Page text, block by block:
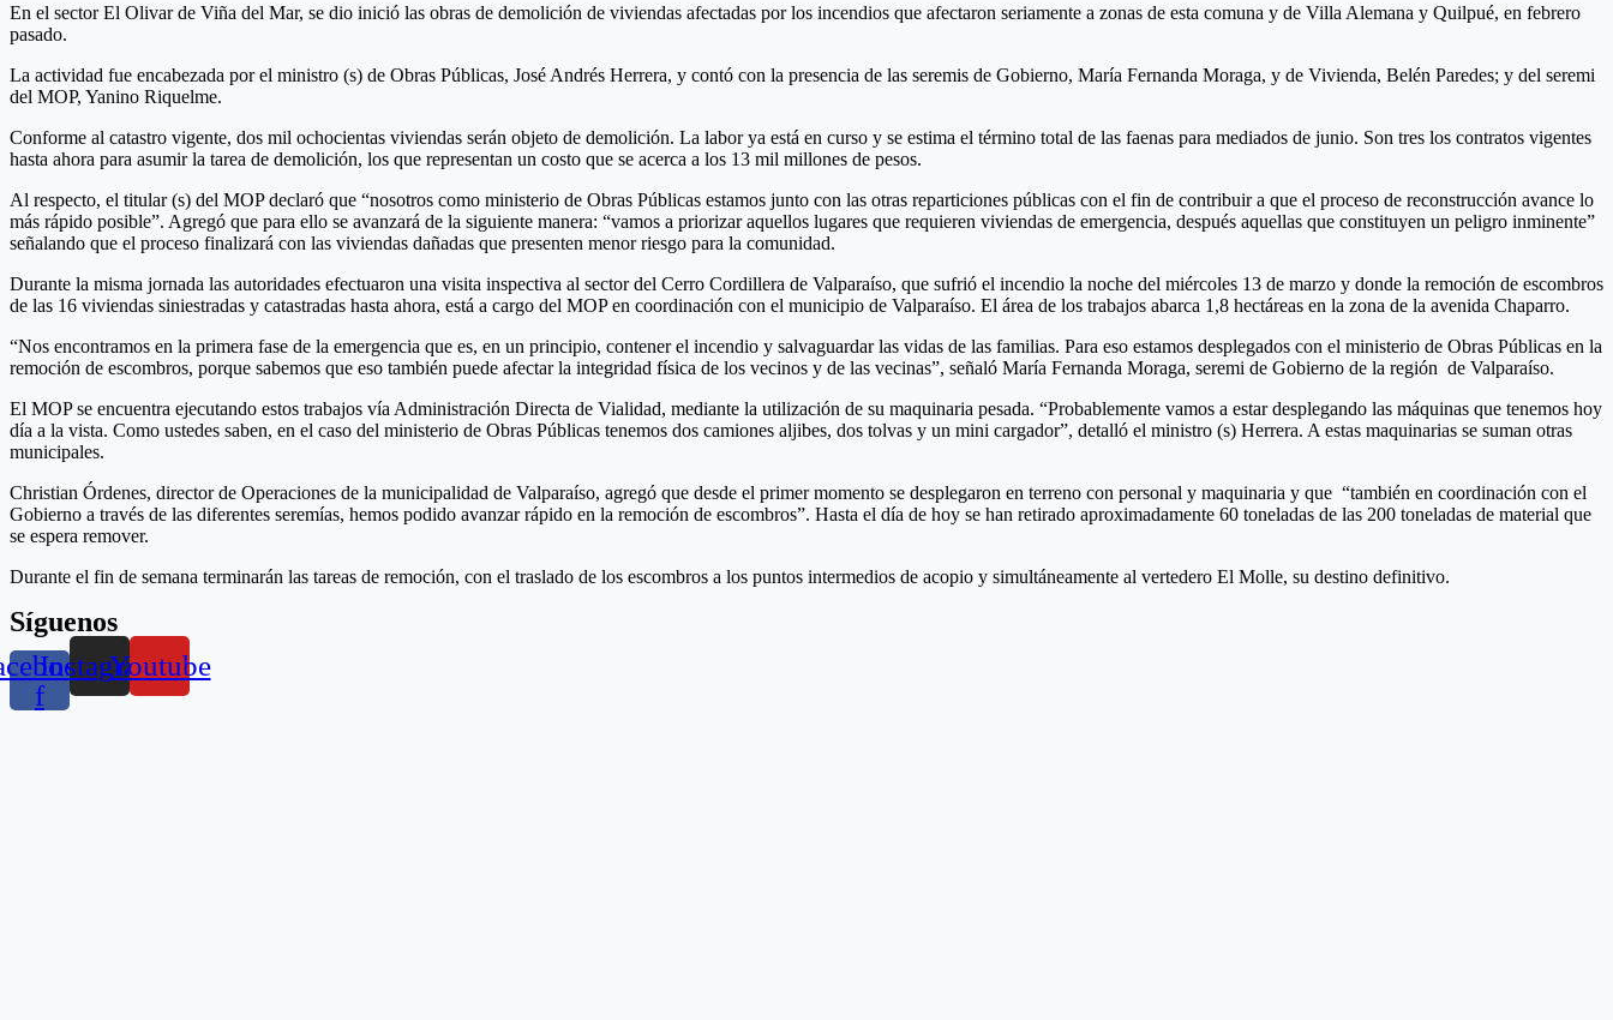
En el sector El Olivar de Viña del Mar, se dio inició las obras de demolición de viviendas afectadas por los incendios que afectaron seriamente a zonas de esta comuna y de Villa Alemana y Quilpué, en febrero
pasado.
La actividad fue encabezada por el ministro (s) de Obras Públicas, José Andrés Herrera, y contó con la presencia de las seremis de Gobierno, María Fernanda Moraga, y de Vivienda, Belén Paredes; y del seremi
del MOP, Yanino Riquelme.
Conforme al catastro vigente, dos mil ochocientas viviendas serán objeto de demolición. La labor ya está en curso y se estima el término total de las faenas para mediados de junio. Son tres los contratos vigentes
hasta ahora para asumir la tarea de demolición, los que representan un costo que se acerca a los 13 mil millones de pesos.
Al respecto, el titular (s) del MOP declaró que “nosotros como ministerio de Obras Públicas estamos junto con las otras reparticiones públicas con el fin de contribuir a que el proceso de reconstrucción avance lo
más rápido posible”. Agregó que para ello se avanzará de la siguiente manera: “vamos a priorizar aquellos lugares que requieren viviendas de emergencia, después aquellas que constituyen un peligro inminente”
señalando que el proceso finalizará con las viviendas dañadas que presenten menor riesgo para la comunidad.
Durante la misma jornada las autoridades efectuaron una visita inspectiva al sector del Cerro Cordillera de Valparaíso, que sufrió el incendio la noche del miércoles 13 de marzo y donde la remoción de escombros
de las 16 viviendas siniestradas y catastradas hasta ahora, está a cargo del MOP en coordinación con el municipio de Valparaíso. El área de los trabajos abarca 1,8 hectáreas en la zona de la avenida Chaparro.
“Nos encontramos en la primera fase de la emergencia que es, en un principio, contener el incendio y salvaguardar las vidas de las familias. Para eso estamos desplegados con el ministerio de Obras Públicas en la
remoción de escombros, porque sabemos que eso también puede afectar la integridad física de los vecinos y de las vecinas”, señaló María Fernanda Moraga, seremi de Gobierno de la región de Valparaíso.
El MOP se encuentra ejecutando estos trabajos vía Administración Directa de Vialidad, mediante la utilización de su maquinaria pesada. “Probablemente vamos a estar desplegando las máquinas que tenemos hoy
día a la vista. Como ustedes saben, en el caso del ministerio de Obras Públicas tenemos dos camiones aljibes, dos tolvas y un mini cargador”, detalló el ministro (s) Herrera. A estas maquinarias se suman otras
municipales.
Christian Órdenes, director de Operaciones de la municipalidad de Valparaíso, agregó que desde el primer momento se desplegaron en terreno con personal y maquinaria y que “también en coordinación con el
Gobierno a través de las diferentes seremías, hemos podido avanzar rápido en la remoción de escombros”. Hasta el día de hoy se han retirado aproximadamente 60 toneladas de las 200 toneladas de material que
se espera remover.
Durante el fin de semana terminarán las tareas de remoción, con el traslado de los escombros a los puntos intermedios de acopio y simultáneamente al vertedero El Molle, su destino definitivo.
Síguenos
f
InstagramYoutube